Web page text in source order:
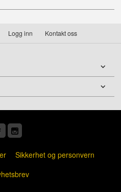
Logg inn Kontakt oss
Sikkerhet og personvern